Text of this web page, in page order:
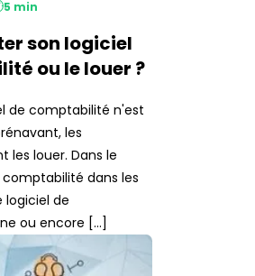
5 min
son logiciel
ou le louer ?
de comptabilité n'est
les
les louer. Dans le
dans les
logiciel de
ou encore […]